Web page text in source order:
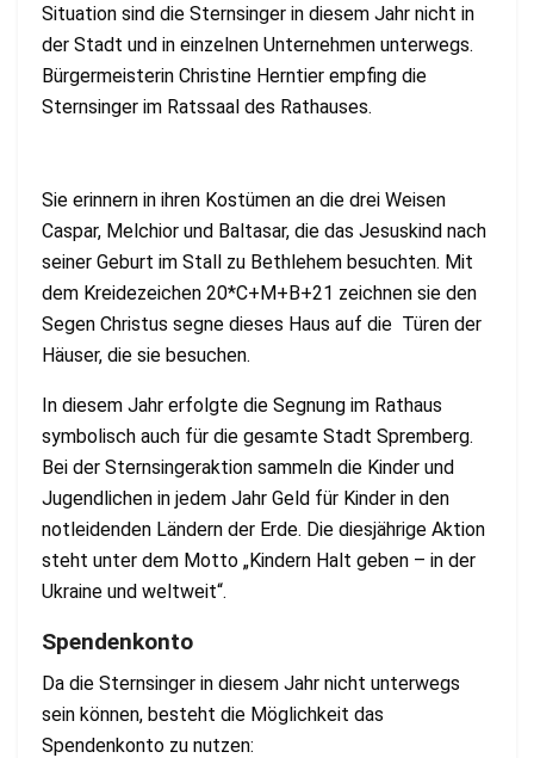
Situation sind die Sternsinger in diesem Jahr nicht in
der Stadt und in einzelnen Unternehmen unterwegs.
Bürgermeisterin Christine Herntier empfing die
Sternsinger im Ratssaal des Rathauses.
Sie erinnern in ihren Kostümen an die drei Weisen
Caspar, Melchior und Baltasar, die das Jesuskind nach
seiner Geburt im Stall zu Bethlehem besuchten. Mit
dem Kreidezeichen 20*C+M+B+21 zeichnen sie den
Segen Christus segne dieses Haus auf die Türen der
Häuser, die sie besuchen.
In diesem Jahr erfolgte die Segnung im Rathaus
symbolisch auch für die gesamte Stadt Spremberg.
Bei der Sternsingeraktion sammeln die Kinder und
Jugendlichen in jedem Jahr Geld für Kinder in den
notleidenden Ländern der Erde. Die diesjährige Aktion
steht unter dem Motto „Kindern Halt geben – in der
Ukraine und weltweit“.
Spendenkonto
Da die Sternsinger in diesem Jahr nicht unterwegs
sein können, besteht die Möglichkeit das
Spendenkonto zu nutzen: